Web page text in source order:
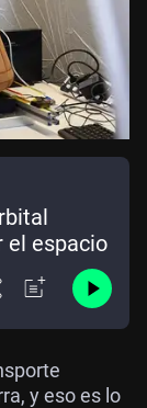
el espacio
y eso es lo